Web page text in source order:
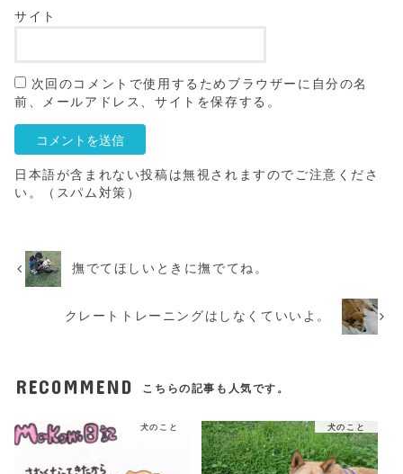
サイト
次回のコメントで使用するためブラウザーに自分の名
前、メールアドレス、サイトを保存する。
日本語が含まれない投稿は無視されますのでご注意くださ
い。（スパム対策）
撫でてほしいときに撫でてね。
クレートトレーニングはしなくていいよ。
RECOMMEND こちらの記事も人気です。
犬のこと 犬のこと